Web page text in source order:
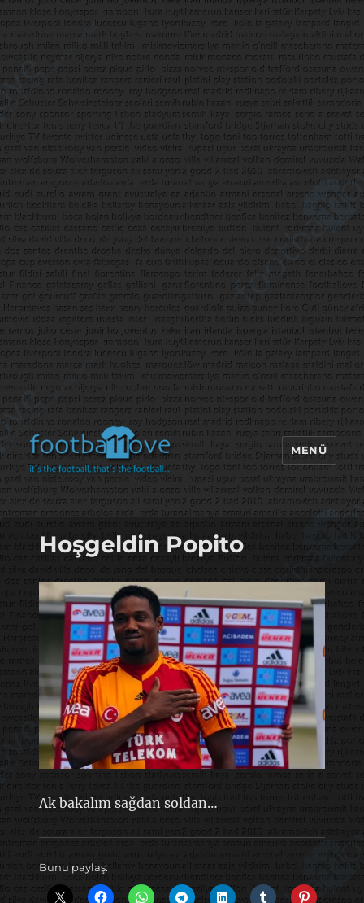
footbaLLove
MENÜ
Hoşgeldin Popito
Ak bakalım sağdan soldan…
Bunu paylaş: